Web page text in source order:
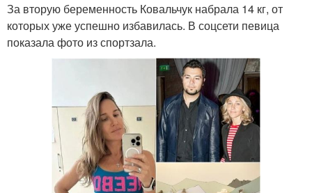
За вторую беременность Ковальчук набрала 14 кг, от
которых уже успешно избавилась. В соцсети певица
показала фото из спортзала.